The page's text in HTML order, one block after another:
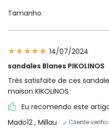
Tamanho
14/07/2024
sandales Blanes PIKOLINOS
Très satisfaite de ces
maison KIKOLINOS
Eu recomendo este
Mado12 , Millau Cliente